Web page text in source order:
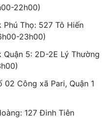
22h00)
Thọ: 527 Tô Hiến
23h00)
5: 2D-2E Lý Thường
02 Công xã Pari, Quận 1
127 Đinh Tiên